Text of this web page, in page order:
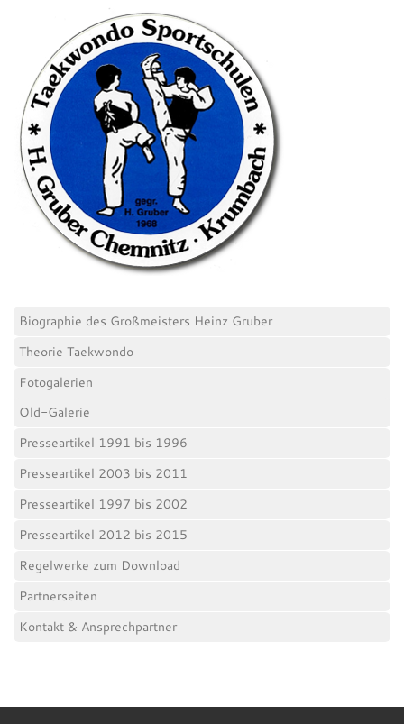
Biographie des Großmeisters Heinz Gruber
Theorie Taekwondo
Fotogalerien
Old-Galerie
Presseartikel 1991 bis 1996
Presseartikel 2003 bis 2011
Presseartikel 1997 bis 2002
Presseartikel 2012 bis 2015
Regelwerke zum Download
Partnerseiten
Kontakt & Ansprechpartner